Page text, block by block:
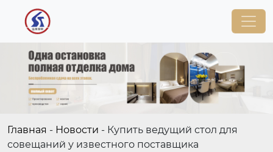
Главная - Новости - Купить ведущий стол для
совещаний у известного поставщика